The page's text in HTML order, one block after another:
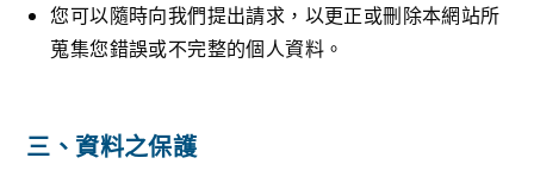
您可以隨時向我們提出請求，以更正或刪除本網站所
蒐集您錯誤或不完整的個人資料。
三、資料之保護